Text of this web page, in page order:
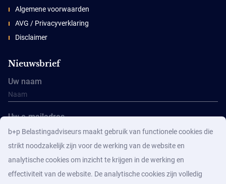
Algemene voorwaarden
AVG / Privacyverklaring
Disclaimer
Nieuwsbrief
Uw naam
Uw e-mailadres
b+p Belastingadviseurs maakt gebruik van functionele cookies die
strikt noodzakelijk zijn voor de werking van de website en
analytische cookies om inzicht te krijgen in de werking en
effectiviteit van de website. De analytische cookies zijn volledig